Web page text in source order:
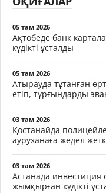
05 там 2026
Ақтөбеде банк
күдікті ұсталды
05 там 2026
Атырауда тұтанған
етіп, тұрғындарды
03 там 2026
Қостанайда
ауруханаға жедел
03 там 2026
Астанада инвестиция
жымқырған күдікті